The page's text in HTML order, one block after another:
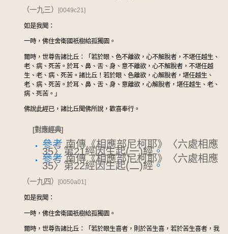
（一九三） [0049c21]
如是我聞：
一時，佛住舍衛國祇樹給孤獨園。
爾時，世尊告諸比丘：「若於眼、色不離欲，心不解脫者，不堪任越生、
老、病、死苦。於耳、鼻、舌、身、意不離欲，心不解脫者，不堪任越
生、老、病、死苦。諸比丘！若於眼、色離欲，心解脫者，堪任越生、
老、病、死苦。於耳、鼻、舌、身、意離欲，心解脫者，堪任越生、老、
病、死苦。」
佛說此經已，諸比丘聞佛所說，歡喜奉行。
[對應經典]
參考南傳《相應部尼柯耶》〈六處相應
35〉第21經因生起(一)經。
參考南傳《相應部尼柯耶》〈六處相應
35〉第22經因生起(二)經。
（一九四） [0050a01]
如是我聞：
一時，佛住舍衛國祇樹給孤獨園。
爾時，世尊告諸比丘：「若於眼生喜者，則於苦生喜，若於苦生喜者，我